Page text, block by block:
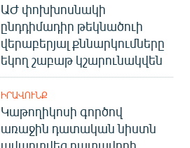
ԱԺ փոխխոսնակի
ընդդիմադիր թեկնածուի
վերաբերյալ քննարկումները
եկող շաբաթ կշարունակվեն
ԻՐԱՎՈՒՆՔ
Կաթողիկոսի գործով
առաջին դատական նիստն